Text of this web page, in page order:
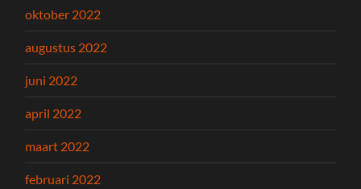
oktober 2022
augustus 2022
juni 2022
april 2022
maart 2022
februari 2022